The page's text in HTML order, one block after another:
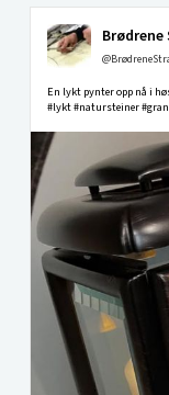
En lykt pynter opp nå i
#lykt #natursteiner